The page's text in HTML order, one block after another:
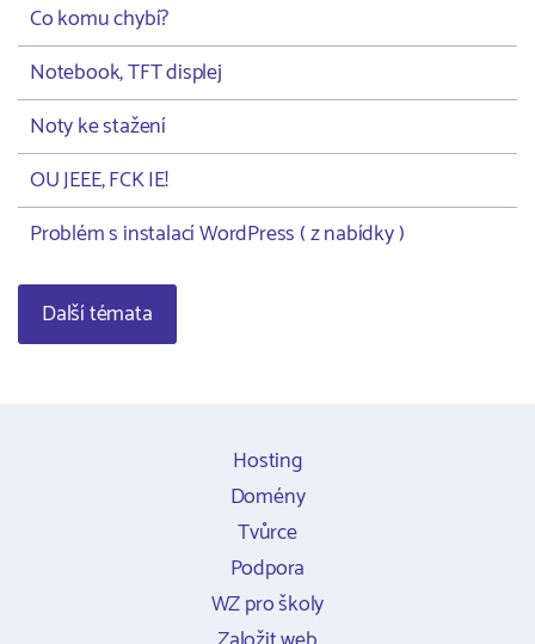
Co komu chybí?
Notebook, TFT displej
Noty ke stažení
OU JEEE, FCK IE!
Problém s instalací WordPress ( z nabídky )
Další témata
Hosting
Domény
Tvůrce
Podpora
WZ pro školy